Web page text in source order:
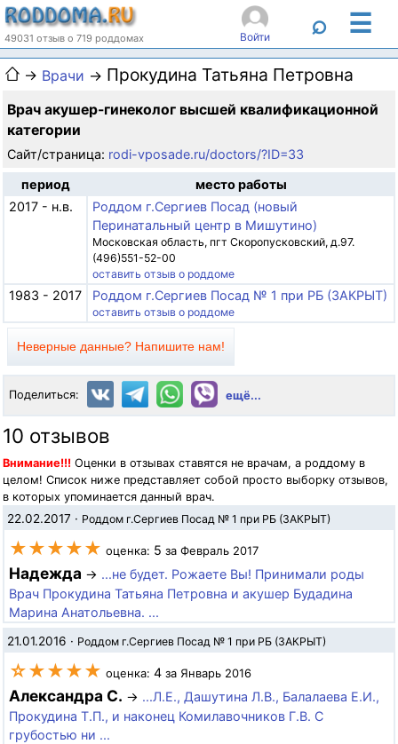
49031 отзыв о 719 роддомах Войти ⌕ ☰
→ Врачи → Прокудина Татьяна Петровна
Врач акушер-гинеколог высшей квалификационной
категории
Сайт/страница: rodi-vposade.ru/doctors/?ID=33
период
место работы
2017 - н.в.
Роддом г.Сергиев Посад (новый
Перинатальный центр в Мишутино)
Московская область, пгт Скоропусковский, д.97.
(496)551-52-00
оставить отзыв о роддоме
1983 - 2017 Роддом г.Сергиев Посад № 1 при РБ (ЗАКРЫТ)
оставить отзыв о роддоме
Неверные данные? Напишите нам!
Поделиться: ещё...
10 отзывов
Внимание!!! Оценки в отзывах ставятся не врачам, а роддому в
целом! Список ниже представляет собой просто выборку отзывов,
в которых упоминается данный врач.
22.02.2017 · Роддом г.Сергиев Посад № 1 при РБ (ЗАКРЫТ)
★★★★★ оценка: 5 за Февраль 2017
Надежда → ...не будет. Рожаете Вы! Принимали роды
Врач Прокудина Татьяна Петровна и акушер Будадина
Марина Анатольевна. ...
21.01.2016 · Роддом г.Сергиев Посад № 1 при РБ (ЗАКРЫТ)
☆★★★★ оценка: 4 за Январь 2016
Александра С. → ...Л.Е., Дашутина Л.В., Балалаева Е.И.,
Прокудина Т.П., и наконец Комилавочников Г.В. С
грубостью ни ...